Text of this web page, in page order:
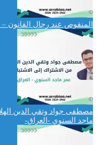
المنقوص عند رجال القانون
مصطفى جواد وتقي الدين
ماجد السنوي -العراق-